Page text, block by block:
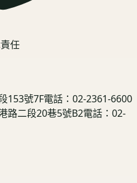
任
153號7F電話：02-2361-6600
路二段20巷5號B2電話：02-